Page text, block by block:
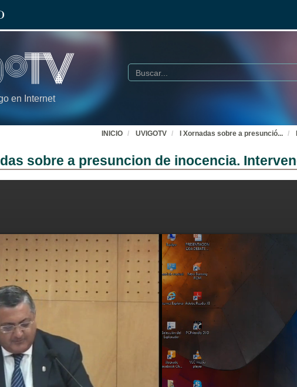
en Internet
Buscar
INICIO UVIGOTV I Xornadas sobre a presunció...
sobre a presuncion de inocencia.